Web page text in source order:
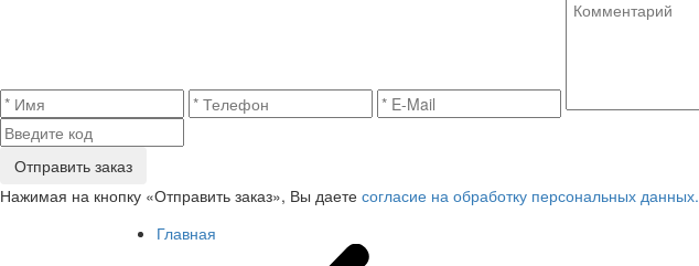
Отправить заказ
Нажимая на кнопку «Отправить заказ», Вы даете согласие на обработку персональных данных.
Главная